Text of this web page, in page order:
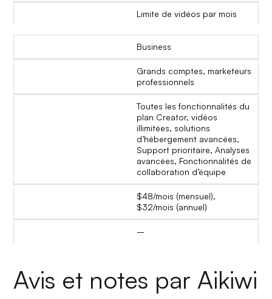
Limite de vidéos par mois
Business
Grands comptes, marketeurs
professionnels
Toutes les fonctionnalités du
plan Creator, vidéos
illimitées, solutions
d’hébergement avancées,
Support prioritaire, Analyses
avancées, Fonctionnalités de
collaboration d’équipe
$48/mois (mensuel),
$32/mois (annuel)
–
Avis et notes par Aikiwi